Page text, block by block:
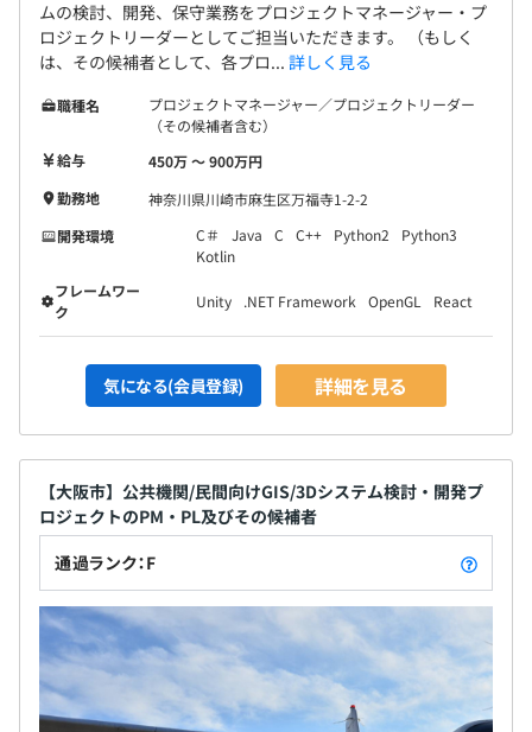
ムの検討、開発、保守業務をプロジェクトマネージャー・プ
ロジェクトリーダーとしてご担当いただきます。 （もしく
は、その候補者として、各プロ... 詳しく見る
職種名
プロジェクトマネージャー／プロジェクトリーダー
（その候補者含む）
給与
450万 〜 900万円
勤務地
神奈川県川崎市麻生区万福寺1-2-2
開発環境
C＃ Java C C++ Python2
Python3
Kotlin
フレームワー
ク
Unity .NET Framework OpenGL React
気になる(会員登録) 詳細を見る
【大阪市】公共機関/民間向けGIS/3Dシステム検討・開発プ
ロジェクトのPM・PL及びその候補者
通過ランク：F